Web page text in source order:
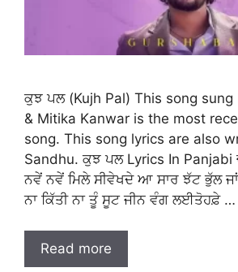
ਕੁਝ ਪਲ (Kujh Pal) This song sung
& Mitika Kanwar is the most
song. This song lyrics are also
Sandhu. ਕੁਝ ਪਲ Lyrics In Panjabi
ਨਵੇਂ ਨਵੇਂ ਮਿਲੇ ਸੀਵੇਖਦੇ ਆ ਸਾਰ ਝੱਟ ਭੁੱਲ
ਨਾ ਕਿੱਤੀ ਨਾ ਤੂੰ ਸੂਟ ਜੀਨ ਵੰਗ ਲਈਤੋਹਫ਼ੇ …
Read more